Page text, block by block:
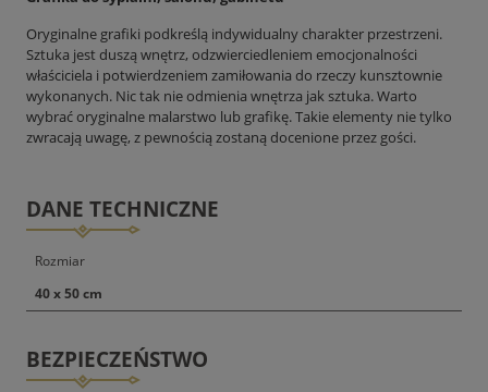
Oryginalne grafiki podkreślą indywidualny charakter przestrzeni.
Sztuka jest duszą wnętrz, odzwierciedleniem emocjonalności
właściciela i potwierdzeniem zamiłowania do rzeczy kunsztownie
wykonanych. Nic tak nie odmienia wnętrza jak sztuka. Warto
wybrać oryginalne malarstwo lub grafikę. Takie elementy nie tylko
zwracają uwagę, z pewnością zostaną docenione przez gości.
DANE TECHNICZNE
Rozmiar
40 x 50 cm
BEZPIECZEŃSTWO